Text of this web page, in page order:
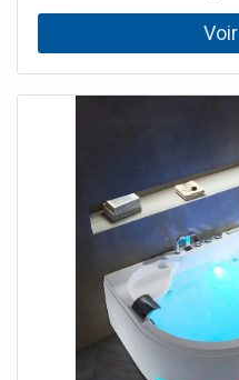
forme et sa taille.
l'une des deux places de
140x140 cm et profitez
de cuve, en jets dorsaux
niveau des cervicales,
Cette baignoire d'angle
une cascade, et vous
ses spots
leds en façade
très moderne. Le +